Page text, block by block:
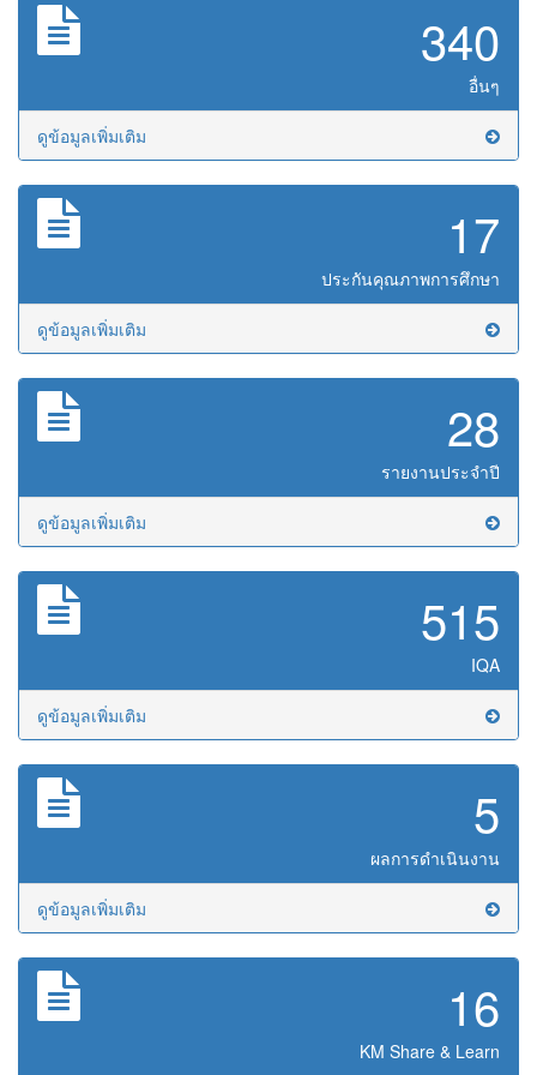
340
อื่นๆ
ดูข้อมูลเพิ่มเติม
17
ประกันคุณภาพการศึกษา
ดูข้อมูลเพิ่มเติม
28
รายงานประจำปี
ดูข้อมูลเพิ่มเติม
515
IQA
ดูข้อมูลเพิ่มเติม
5
ผลการดำเนินงาน
ดูข้อมูลเพิ่มเติม
16
KM Share & Learn